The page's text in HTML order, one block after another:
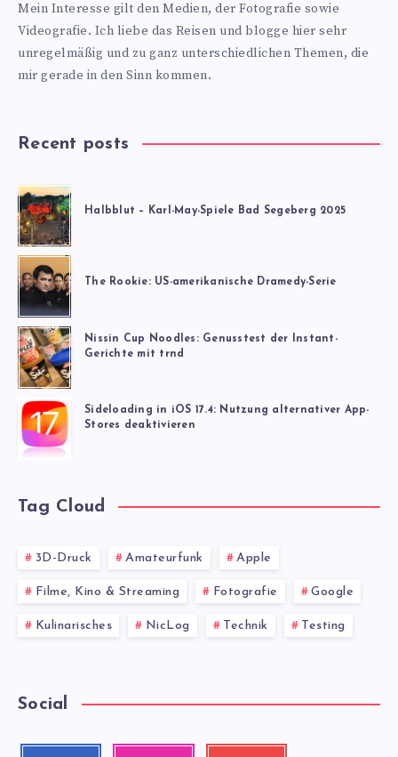
Mein Interesse gilt den Medien, der Fotografie sowie
Videografie. Ich liebe das Reisen und blogge hier sehr
unregelmäßig und zu ganz unterschiedlichen Themen, die
mir gerade in den Sinn kommen.
Recent posts
Halbblut – Karl-May-Spiele Bad Segeberg 2025
The Rookie: US-amerikanische Dramedy-Serie
Nissin Cup Noodles: Genusstest der Instant-
Gerichte mit trnd
Sideloading in iOS 17.4: Nutzung alternativer App-
Stores deaktivieren
Tag Cloud
3D-Druck Amateurfunk Apple
Filme, Kino & Streaming Fotografie Google
Kulinarisches NicLog Technik Testing
Social